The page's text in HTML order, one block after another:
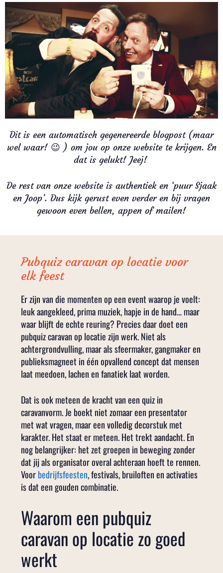
Dit is een automatisch gegenereerde blogpost (maar
wel waar! 😉 ) om jou op onze website te krijgen. En
dat is gelukt! Jeej!
De rest van onze website is authentiek en ‘puur Sjaak
en Joop’. Dus kijk gerust even verder en bij vragen
gewoon even bellen, appen of mailen!
Pubquiz caravan op locatie voor
elk feest
Er zijn van die momenten op een event waarop je voelt:
leuk aangekleed, prima muziek, hapje in de hand… maar
waar blijft de echte reuring? Precies daar doet een
pubquiz caravan op locatie zijn werk. Niet als
achtergrondvulling, maar als sfeermaker, gangmaker en
publieksmagneet in één opvallend concept dat mensen
laat meedoen, lachen en fanatiek laat worden.
Dat is ook meteen de kracht van een quiz in
caravanvorm. Je boekt niet zomaar een presentator
met wat vragen, maar een volledig decorstuk met
karakter. Het staat er meteen. Het trekt aandacht. En
nog belangrijker: het zet groepen in beweging zonder
dat jij als organisator overal achteraan hoeft te rennen.
Voorbedrijfsfeesten, festivals, bruiloften en activaties
is dat een gouden combinatie.
Waarom een pubquiz
caravan op locatie zo goed
werkt